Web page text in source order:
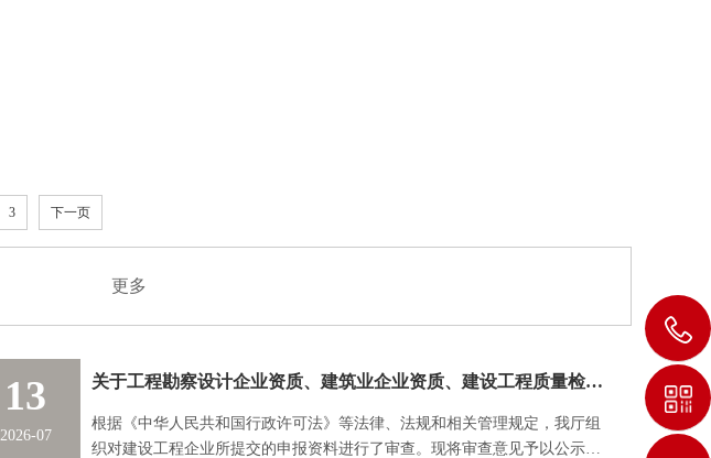
3 下一页
更多
13
2026-07
关于工程勘察设计企业资质、建筑业企业资质、建设工程质量检测机构资质审查意见的公示
根据《中华人民共和国行政许可法》等法律、法规和相关管理规定，我厅组
织对建设工程企业所提交的申报资料进行了审查。现将审查意见予以公示